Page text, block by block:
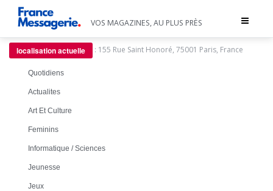
Toggle
VOS MAGAZINES, AU PLUS PRÈS
localisation actuelle : 155 Rue Saint Honoré, 75001 Paris, France
Quotidiens
Actualites
Art Et Culture
Feminins
Informatique / Sciences
Jeunesse
Jeux